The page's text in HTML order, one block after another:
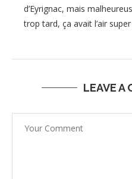
d’Eyrignac, mais
trop tard, ça avait l’air super
LEAVE A